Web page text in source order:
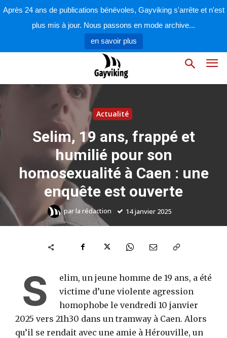
Après 24 ans de publications bénévoles, Gayviking s'arrête et n'est
plus mis à jour. Nous passons en mode archive...
en savoir plus
Actualité
Selim, 19 ans, frappé et
humilié pour son
homosexualité à Caen : une
enquête est ouverte
parla rédaction 14 janvier 2025
S
elim, un jeune homme de 19 ans, a été
victime d’une violente agression
homophobe le vendredi 10 janvier
2025 vers 21h30 dans un tramway à Caen. Alors
qu’il se rendait avec une amie à Hérouville, un